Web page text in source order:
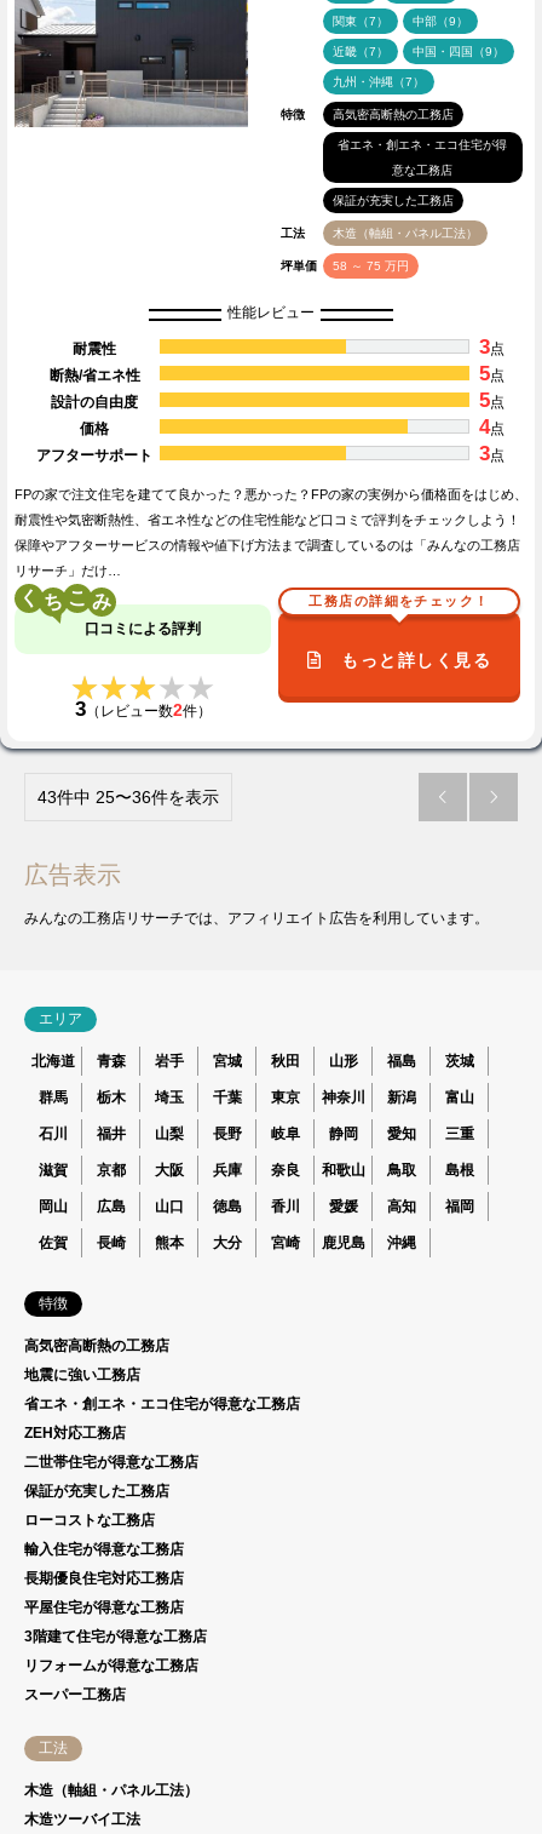
関東（7） 中部（9）
近畿（7） 中国・四国（9）
九州・沖縄（7）
特徴 高気密高断熱の工務店
省エネ・創エネ・エコ住宅が得
意な工務店
保証が充実した工務店
工法 木造（軸組・パネル工法）
坪単価 58 ～ 75 万円
性能レビュー
耐震性 3点
断熱/省エネ性
5点
設計の自由度
5点
価格
4点
アフターサポート
3点
FPの家で注文住宅を建てて良かった？悪かった？FPの家の実例から価格面をはじめ、
耐震性や気密断熱性、省エネ性などの住宅性能など口コミで評判をチェックしよう！
保障やアフターサービスの情報や値下げ方法まで調査しているのは「みんなの工務店
リサーチ」だけ…
く こ
口コミによる評判
★★★★★
★★★★★
3（レビュー数2件）
工務店の詳細をチェック！
もっと詳しく見る
43件中 25〜36件を表示  
広告表示
みんなの工務店リサーチでは、アフィリエイト広告を利用しています。
エリア
北海道 青森 岩手 宮城 秋田 山形 福島 茨城
群馬 栃木 埼玉 千葉 東京 神奈川 新潟 富山
石川 福井 山梨 長野 岐阜 静岡 愛知 三重
滋賀 京都 大阪 兵庫 奈良 和歌山 鳥取 島根
岡山 広島 山口 徳島 香川 愛媛 高知 福岡
佐賀 長崎 熊本 大分 宮崎 鹿児島 沖縄
特徴
高気密高断熱の工務店
地震に強い工務店
省エネ・創エネ・エコ住宅が得意な工務店
ZEH対応工務店
二世帯住宅が得意な工務店
保証が充実した工務店
ローコストな工務店
輸入住宅が得意な工務店
長期優良住宅対応工務店
平屋住宅が得意な工務店
3階建て住宅が得意な工務店
リフォームが得意な工務店
スーパー工務店
工法
木造（軸組・パネル工法）
木造ツーバイ工法